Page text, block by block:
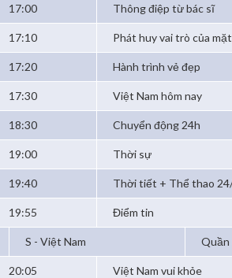
17:00 Thông điệp từ bác sĩ
17:10 Phát huy vai trò của
17:20 Hành trình vẻ đẹp
17:30 Việt Nam hôm nay
18:30 Chuyển động 24h
19:00 Thời sự
19:40 Thời tiết + Thể thao
19:55 Điểm tin
S - Việt Nam Quần
20:05 Việt Nam vui khỏe